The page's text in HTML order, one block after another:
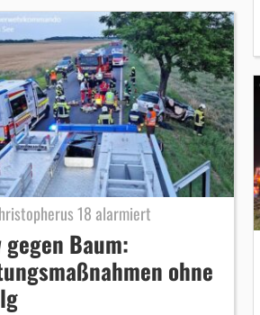
18 alarmiert
gegen Baum:
ohne